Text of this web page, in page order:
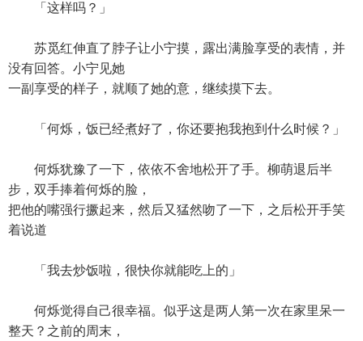
「这样吗？」
苏觅红伸直了脖子让小宁摸，露出满脸享受的表情，并
没有回答。小宁见她
一副享受的样子，就顺了她的意，继续摸下去。
「何烁，饭已经煮好了，你还要抱我抱到什么时候？」
何烁犹豫了一下，依依不舍地松开了手。柳萌退后半
步，双手捧着何烁的脸，
把他的嘴强行撅起来，然后又猛然吻了一下，之后松开手笑
着说道
「我去炒饭啦，很快你就能吃上的」
何烁觉得自己很幸福。似乎这是两人第一次在家里呆一
整天？之前的周末，